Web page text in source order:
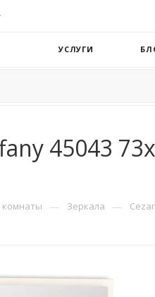
УСЛУГИ
45043
комнаты — Зеркала —